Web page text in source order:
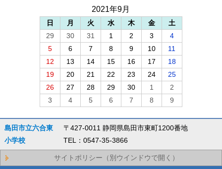
2021年9月
日 月 火 水 木 金
土
29
30 31 1 2 3
4
5
6 7 8 9 10
11
12
13 14 15 16 17
18
19
20 21 22 23 24
25
26
27 28 29 30 1
2
3
4 5 6 7 8 9
島田市立六合東
小学校
〒427-0011 静岡県島田市東町1200番地
TEL：0547-35-3866
サイトポリシー（別ウインドウで開く）